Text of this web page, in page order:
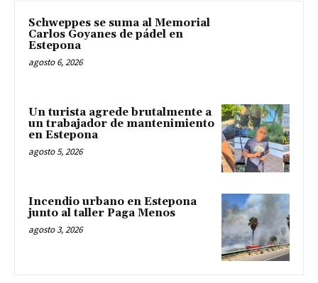
Schweppes se suma al Memorial
Carlos Goyanes de pádel en
Estepona
agosto 6, 2026
Un turista agrede brutalmente a
un trabajador de mantenimiento
en Estepona
agosto 5, 2026
Incendio urbano en Estepona
junto al taller Paga Menos
agosto 3, 2026